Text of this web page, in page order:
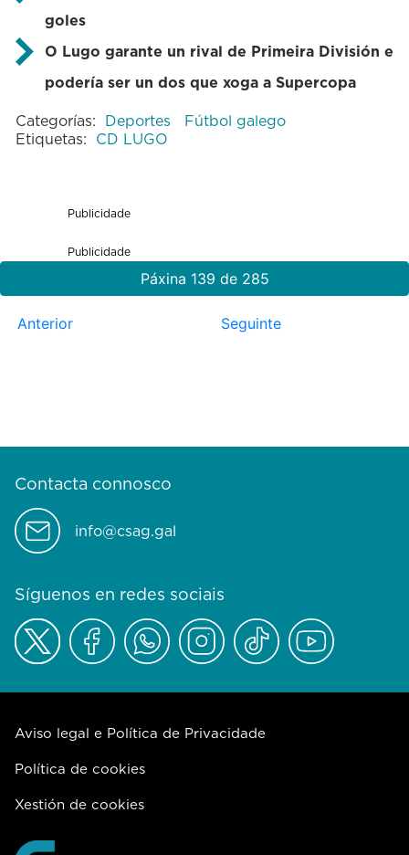
goles
O Lugo garante un rival de Primeira División e
podería ser un dos que xoga a Supercopa
Categorías: Deportes
Fútbol galego
Etiquetas: CD LUGO
Publicidade
Publicidade
Páxina 139 de 285
Anterior Seguinte
Contacta connosco
info@csag.gal
Síguenos en redes sociais
Aviso legal e Política de Privacidade
Política de cookies
Xestión de cookies